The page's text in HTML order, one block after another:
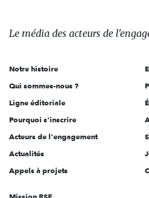
des
l'engagement
Le média des acteurs de
Notre histoire
Qui sommes-nous ?
Ligne éditoriale
Pourquoi s'inscrire
Acteurs de l'engagement
Actualités
Appels à projets